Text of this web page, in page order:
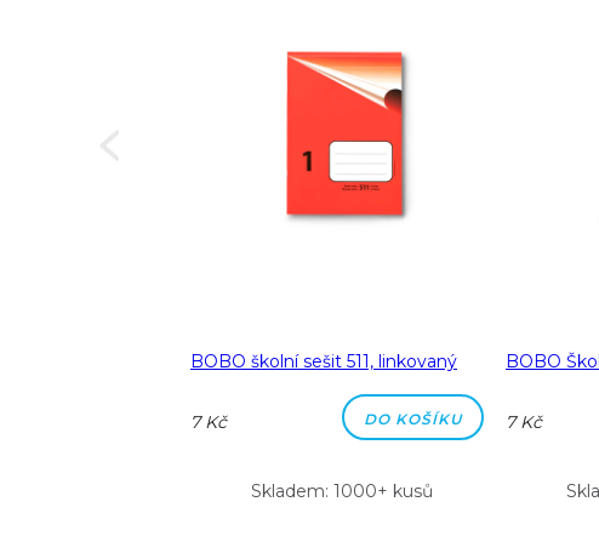
BOBO školní sešit 511, linkovaný
7 Kč DO KOŠÍKU
Skladem: 1000+ kusů
BOBO
7 Kč
Next